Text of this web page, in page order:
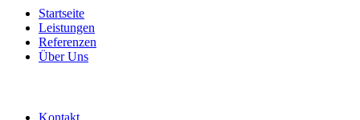
Startseite
Leistungen
Referenzen
Über Uns